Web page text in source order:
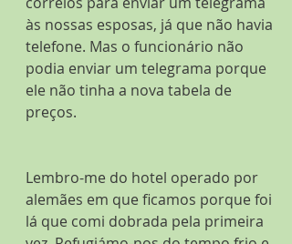
às nossas esposas, já que não havia
telefone. Mas o funcionário não
podia enviar um telegrama porque
ele não tinha a nova tabela de
preços.
Lembro-me do hotel operado por
alemães em que ficamos porque foi
lá que comi dobrada pela primeira